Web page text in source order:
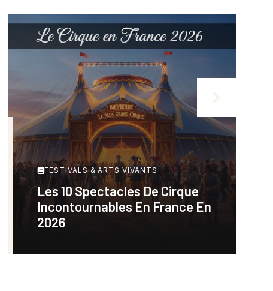
FESTIVALS & ARTS VIVANTS
Les 10 Spectacles De Cirque
Incontournables En France En
2026